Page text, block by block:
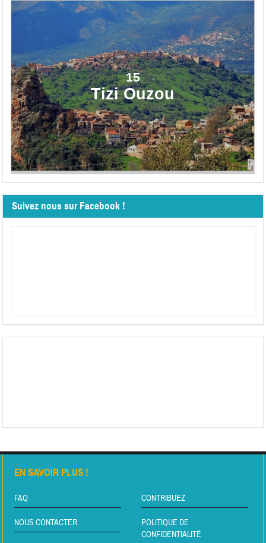
15
Tizi Ouzou
Suivez nous sur Facebook !
EN SAVOIR PLUS !
FAQ CONTRIBUEZ
NOUS CONTACTER
POLITIQUE DE
CONFIDENTIALITÉ